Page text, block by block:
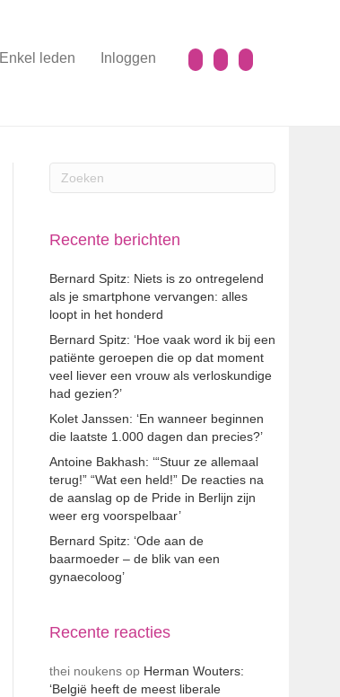
Enkel leden Inloggen
Recente berichten
Bernard Spitz: Niets is zo ontregelend
als je smartphone vervangen: alles
loopt in het honderd
Bernard Spitz: ‘Hoe vaak word ik bij een
patiënte geroepen die op dat moment
veel liever een vrouw als verloskundige
had gezien?’
Kolet Janssen: ‘En wanneer beginnen
die laatste 1.000 dagen dan precies?’
Antoine Bakhash: ‘“Stuur ze allemaal
terug!” “Wat een held!” De reacties na
de aanslag op de Pride in Berlijn zijn
weer erg voorspelbaar’
Bernard Spitz: ‘Ode aan de
baarmoeder – de blik van een
gynaecoloog’
Recente reacties
thei noukensop Herman Wouters:
‘België heeft de meest liberale